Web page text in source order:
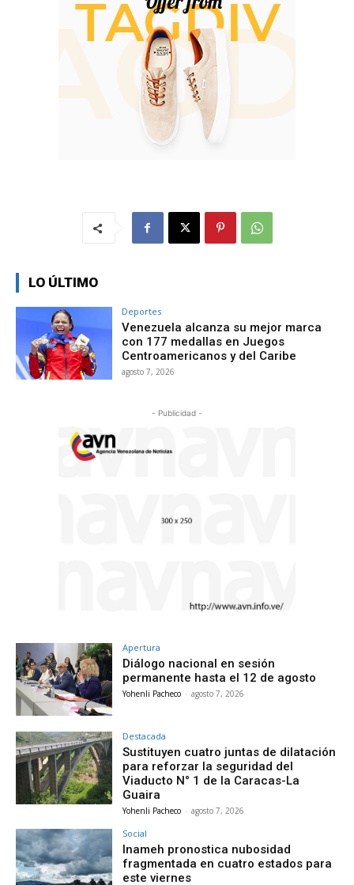
LO ÚLTIMO
Deportes
Venezuela alcanza su mejor marca
con 177 medallas en Juegos
Centroamericanos y del Caribe
agosto 7, 2026
- Publicidad -
Apertura
Diálogo nacional en sesión
permanente hasta el 12 de agosto
Yohenli Pacheco - agosto 7, 2026
Destacada
Sustituyen cuatro juntas de dilatación
para reforzar la seguridad del
Viaducto N° 1 de la Caracas-La
Guaira
Yohenli Pacheco - agosto 7, 2026
Social
Inameh pronostica nubosidad
fragmentada en cuatro estados para
este viernes